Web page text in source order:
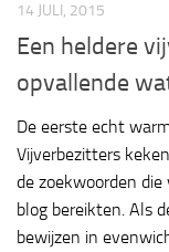
14 JULI, 2015
Een heldere
opvallende
De eerste echt
Vijverbezitters
de zoekwoorden
blog bereikten. Als
bewijzen in